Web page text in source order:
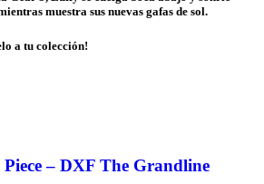
muestra sus nuevas gafas de sol.
a tu colección!
– DXF The Grandline